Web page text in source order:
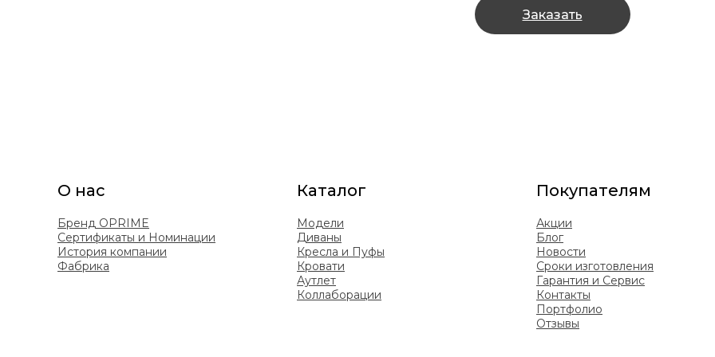
Заказать
О нас
Бренд OPRIME
Сертификаты и Номинации
История компании
Фабрика
Каталог
Модели
Диваны
Кресла и Пуфы
Кровати
Аутлет
Коллаборации
Покупателям
Акции
Блог
Новости
Сроки изготовления
Гарантия и Сервис
Контакты
Портфолио
Отзывы